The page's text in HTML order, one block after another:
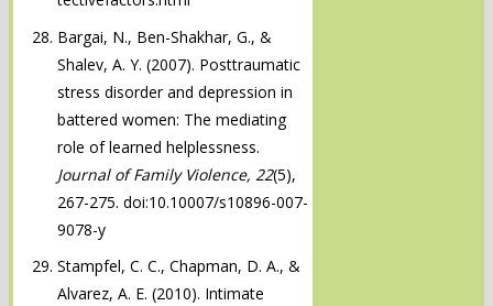
Bargai, N., Ben-Shakhar, G., &
Shalev, A. Y. (2007). Posttraumatic
stress disorder and depression in
battered women: The mediating
role of learned helplessness.
Journal of Family Violence, 22(5),
267-275. doi:10.10007/s10896-007-
9078-y
Stampfel, C. C., Chapman, D. A., &
Alvarez, A. E. (2010). Intimate